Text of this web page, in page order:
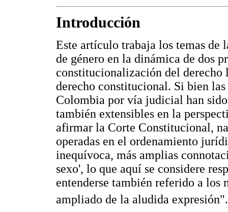
Introducción
Este artículo trabaja los temas de
de género en la dinámica de dos
constitucionalización del
derecho constitucional. Si bien
Colombia por vía judicial han
también extensibles en la
afirmar la Corte Constitucional,
operadas en el ordenamiento
inequívoca, más amplias
sexo', lo que aquí se considere
entenderse también referido a los
ampliado de la aludida expresión".